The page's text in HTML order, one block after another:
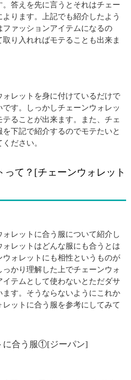
答えを先に言うとそれはチェー
ります。上記でも紹介したよう
ァッションアイテムになるの
り入れればモテることも出来ま
ォレットを身に付けているだけで
す。しっかしチェーンウォレッ
テることが出来ます。また、チェ
下記で紹介するのでモテたいと
ださい。
って？[チェーンウォレット
ォレットに合う服について紹介し
レットはどんな服にも合うとは
ウォレットにも相性というものが
かり理解した上でチェーンウォ
テムとして使わないとただダサ
す。そうならないようにこれか
ットに合う服を参考にしてみて
に合う服①[ジーパン]